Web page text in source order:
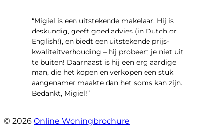
“Migiel is een uitstekende makelaar. Hij is
deskundig, geeft goed advies (in Dutch or
English!), en biedt een uitstekende prijs-
kwaliteitverhouding – hij probeert je niet uit
te buiten! Daarnaast is hij een erg aardige
man, die het kopen en verkopen een stuk
aangenamer maakte dan het soms kan zijn.
Bedankt, Migiel!”
© 2026 Online Woningbrochure